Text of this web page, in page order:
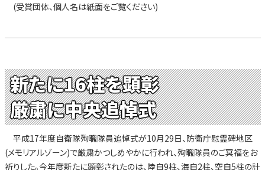
(受賞団体、個人名は紙面をご覧ください)
新たに16柱を顕彰
厳粛に中央追悼式
平成17年度自衛隊殉職隊員追悼式が10月29日、防衛庁慰霊碑地区
(メモリアルゾーン)で厳粛かつしめやかに行われ、殉職隊員のご冥福をお
祈りした。今年度新たに顕彰されたのは、陸自9柱、海自2柱、空自5柱の計